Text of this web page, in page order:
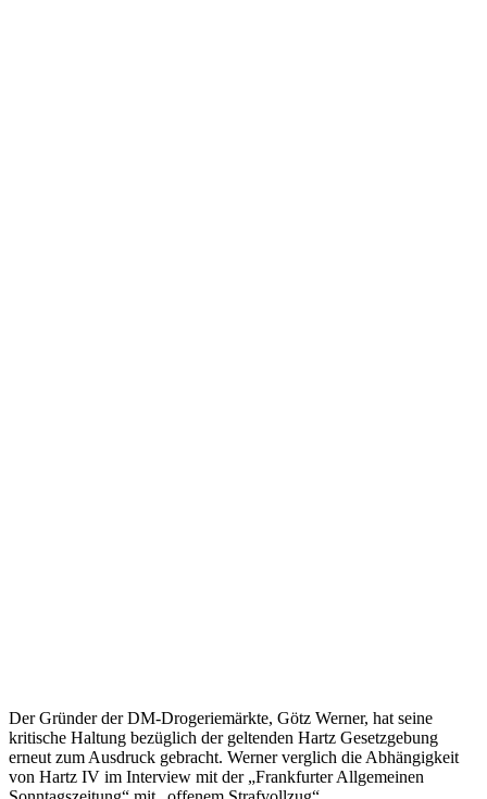
Der Gründer der DM-Drogeriemärkte, Götz Werner, hat seine
kritische Haltung bezüglich der geltenden Hartz Gesetzgebung
erneut zum Ausdruck gebracht. Werner verglich die Abhängigkeit
von Hartz IV im Interview mit der „Frankfurter Allgemeinen